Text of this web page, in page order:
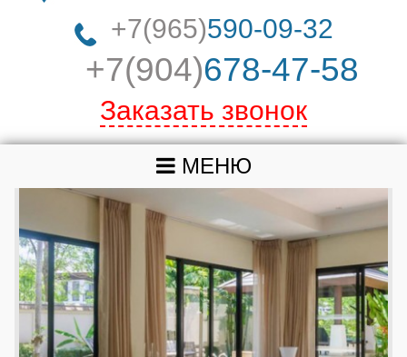
+7(965)590-09-32
+7(904)678-47-58
Заказать звонок
МЕНЮ